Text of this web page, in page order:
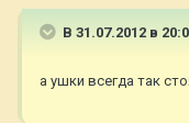
В 31.07.2012 в
а ушки всегда так